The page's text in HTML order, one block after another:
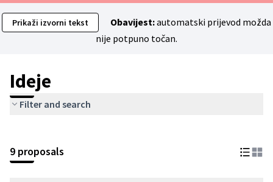
Prikaži izvorni tekst Obavijest:automatski prijevod možda
nije potpuno točan.
Ideje
Filter and search
9 proposals